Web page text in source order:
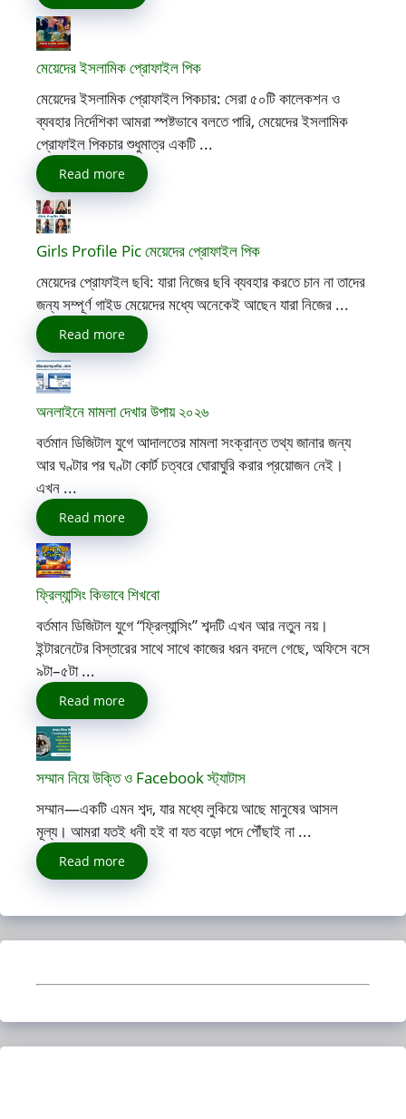
মেয়েদের ইসলামিক প্রোফাইল পিক
মেয়েদের ইসলামিক প্রোফাইল পিকচার: সেরা ৫০টি কালেকশন ও
ব্যবহার নির্দেশিকা আমরা স্পষ্টভাবে বলতে পারি, মেয়েদের ইসলামিক
প্রোফাইল পিকচার শুধুমাত্র একটি ...
Read more
Girls Profile Pic মেয়েদের প্রোফাইল পিক
মেয়েদের প্রোফাইল ছবি: যারা নিজের ছবি ব্যবহার করতে চান না তাদের
জন্য সম্পূর্ণ গাইড মেয়েদের মধ্যে অনেকেই আছেন যারা নিজের ...
Read more
অনলাইনে মামলা দেখার উপায় ২০২৬
বর্তমান ডিজিটাল যুগে আদালতের মামলা সংক্রান্ত তথ্য জানার জন্য
আর ঘণ্টার পর ঘণ্টা কোর্ট চত্বরে ঘোরাঘুরি করার প্রয়োজন নেই।
এখন ...
Read more
ফ্রিল্যান্সিং কিভাবে শিখবো
বর্তমান ডিজিটাল যুগে “ফ্রিল্যান্সিং” শব্দটি এখন আর নতুন নয়।
ইন্টারনেটের বিস্তারের সাথে সাথে কাজের ধরন বদলে গেছে, অফিসে বসে
৯টা–৫টা ...
Read more
সম্মান নিয়ে উক্তি ও Facebook স্ট্যাটাস
সম্মান—একটি এমন শব্দ, যার মধ্যে লুকিয়ে আছে মানুষের আসল
মূল্য। আমরা যতই ধনী হই বা যত বড়ো পদে পৌঁছাই না ...
Read more